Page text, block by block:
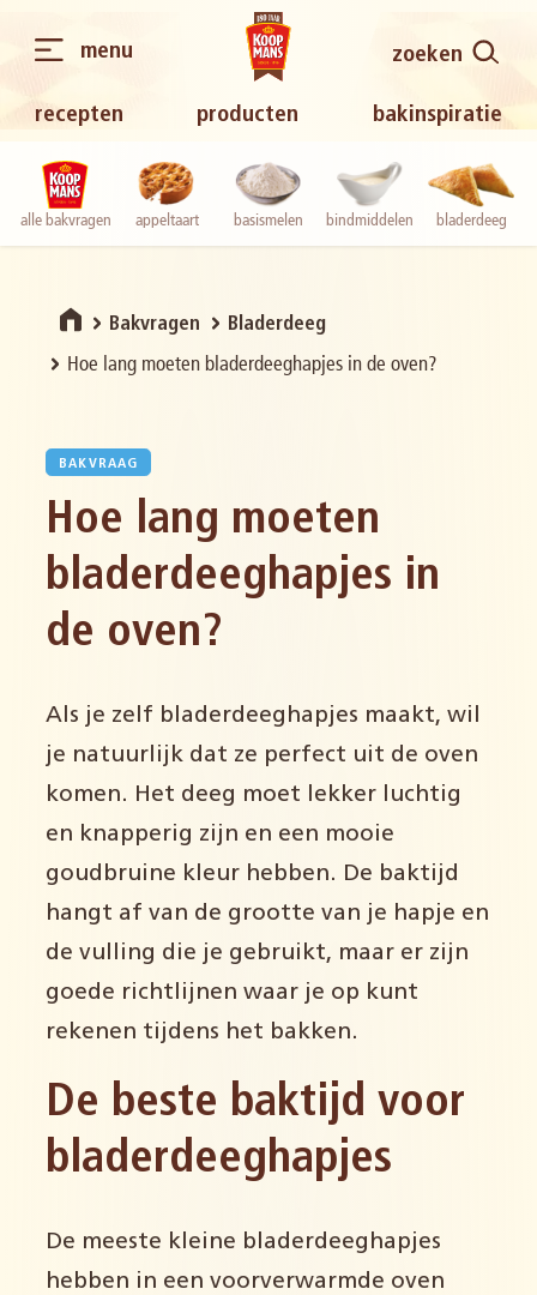
recepten producten bakinspiratie
zoeken
menu
alle bakvragen appeltaart basismelen bindmiddelen bladerdeeg
Bakvragen Bladerdeeg
Hoe lang moeten bladerdeeghapjes in de oven?
BAKVRAAG
Hoe lang moeten
bladerdeeghapjes in
de oven?
Als je zelf bladerdeeghapjes maakt, wil
je natuurlijk dat ze perfect uit de oven
komen. Het deeg moet lekker luchtig
en knapperig zijn en een mooie
goudbruine kleur hebben. De baktijd
hangt af van de grootte van je hapje en
de vulling die je gebruikt, maar er zijn
goede richtlijnen waar je op kunt
rekenen tijdens het bakken.
De beste baktijd voor
bladerdeeghapjes
De meeste kleine bladerdeeghapjes
hebben in een voorverwarmde oven